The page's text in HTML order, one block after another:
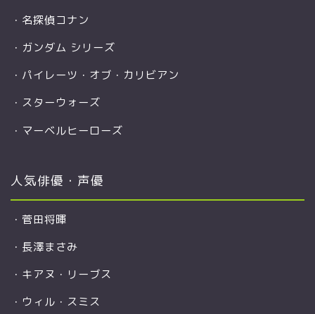
・ 名探偵コナン
・ ガンダム シリーズ
・ パイレーツ・オブ・カリビアン
・ スターウォーズ
・ マーベルヒーローズ
人気俳優・声優
・ 菅田将暉
・ 長澤まさみ
・ キアヌ・リーブス
・ ウィル・スミス